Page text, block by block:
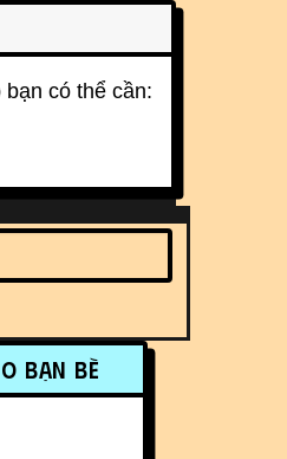
có thể cần:
and
bạn bè